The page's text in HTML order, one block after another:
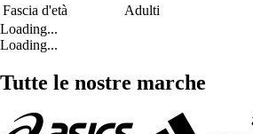
Fascia d'età
Adulti
Loading...
Loading...
Tutte le nostre marche